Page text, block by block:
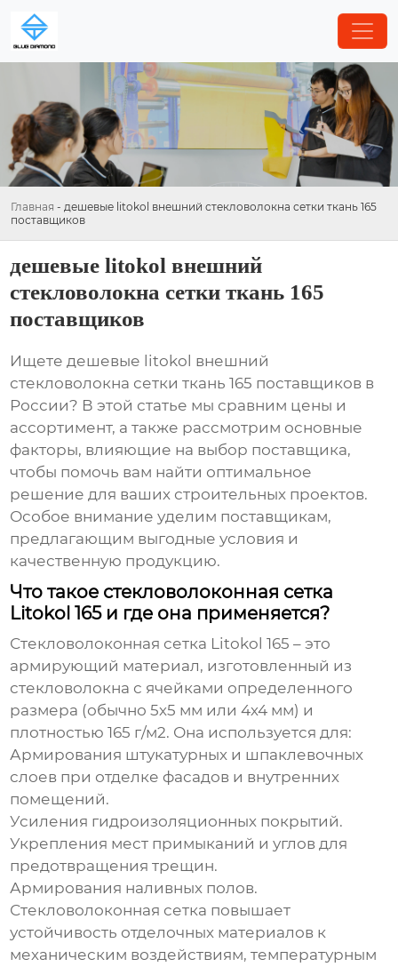
Главная - дешевые litokol внешний стекловолокна сетки ткань 165
поставщиков
дешевые litokol внешний
стекловолокна сетки ткань 165
поставщиков
Ищетедешевые litokol внешний
стекловолокна сетки ткань 165 поставщиков в
России? В этой статье мы сравним цены и
ассортимент, а также рассмотрим основные
факторы, влияющие на выбор поставщика,
чтобы помочь вам найти оптимальное
решение для ваших строительных проектов.
Особое внимание уделим поставщикам,
предлагающим выгодные условия и
качественную продукцию.
Что такое стекловолоконная сетка
Litokol 165 и где она применяется?
Стекловолоконная сетка Litokol 165 – это
армирующий материал, изготовленный из
стекловолокна с ячейками определенного
размера (обычно 5х5 мм или 4х4 мм) и
плотностью 165 г/м2. Она используется для:
Армирования штукатурных и шпаклевочных
слоев при отделке фасадов и внутренних
помещений.
Усиления гидроизоляционных покрытий.
Укрепления мест примыканий и углов для
предотвращения трещин.
Армирования наливных полов.
Стекловолоконная сетка повышает
устойчивость отделочных материалов к
механическим воздействиям, температурным